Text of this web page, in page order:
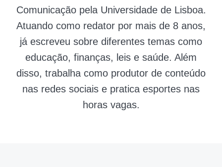
Comunicação pela Universidade de Lisboa.
Atuando como redator por mais de 8 anos,
já escreveu sobre diferentes temas como
educação, finanças, leis e saúde. Além
disso, trabalha como produtor de conteúdo
nas redes sociais e pratica esportes nas
horas vagas.